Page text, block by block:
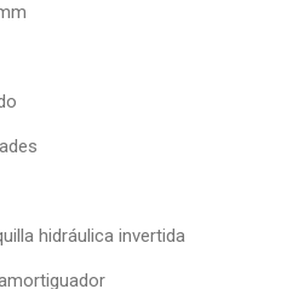
hidráulica invertida